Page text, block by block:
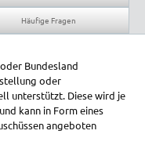
Häufige Fragen
Bundesland
oder
unterstützt. Diese wird je
kann in Form eines
angeboten